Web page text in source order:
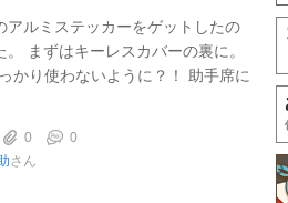
アルミステッカーをゲットしたの
まずはキーレスカバーの裏に。
かり使わないように？！ 助手席に
0
0
さん